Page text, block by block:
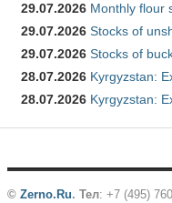
29.07.2026 Monthly flour
29.07.2026 Stocks of
29.07.2026 Stocks of
28.07.2026 Kyrgyzstan:
28.07.2026 Kyrgyzstan:
© Zerno.Ru. Тел: +7 (495)